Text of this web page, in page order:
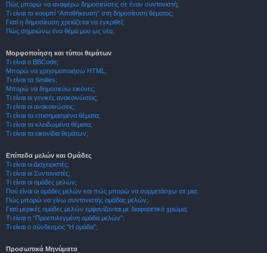
Πώς μπορώ να αναφέρω δημοσιεύσεις σε έναν συντονιστή;
Τι είναι το κουμπί “Αποθήκευση” στη δημοσίευση θέματος;
Γιατί η δημοσίευση χρειάζεται να εγκριθεί;
Πώς σημειώνω ένα θέμα μου ως νέο;
Μορφοποίηση και τύποι θεμάτων
Τι είναι ο BBCode;
Μπορώ να χρησιμοποιήσω HTML;
Τι είναι τα Smilies;
Μπορώ να δημοσιεύω εικόνες;
Τι είναι οι γενικές ανακοινώσεις;
Τι είναι οι ανακοινώσεις;
Τι είναι τα επισημασμένα θέματα;
Τι είναι τα κλειδωμένα θέματα;
Τι είναι τα εικονίδια θεμάτων;
Επίπεδα μελών και Ομάδες
Τι είναι οι Διαχειριστές;
Τι είναι οι Συντονιστές;
Τι είναι οι ομάδες μελών;
Πού είναι οι ομάδες μελών και πώς μπορώ να συμμετάσχω σε μια;
Πώς μπορώ να γίνω συντονιστής ομάδας μελών;
Γιατί μερικές ομάδες μελών εμφανίζονται με διαφορετικό χρώμα;
Τι είναι η “Προεπιλεγμένη ομάδα μελών”;
Τι είναι ο σύνδεσμος "Η ομάδα”;
Προσωπικά Μηνύματα